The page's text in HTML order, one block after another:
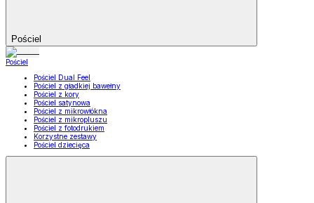
Pościel
Pościel
Pościel Dual Feel
Pościel z gładkiej bawełny
Pościel z kory
Pościel satynowa
Pościel z mikrowłókna
Pościel z mikropluszu
Pościel z fotodrukiem
Korzystne zestawy
Pościel dziecięca